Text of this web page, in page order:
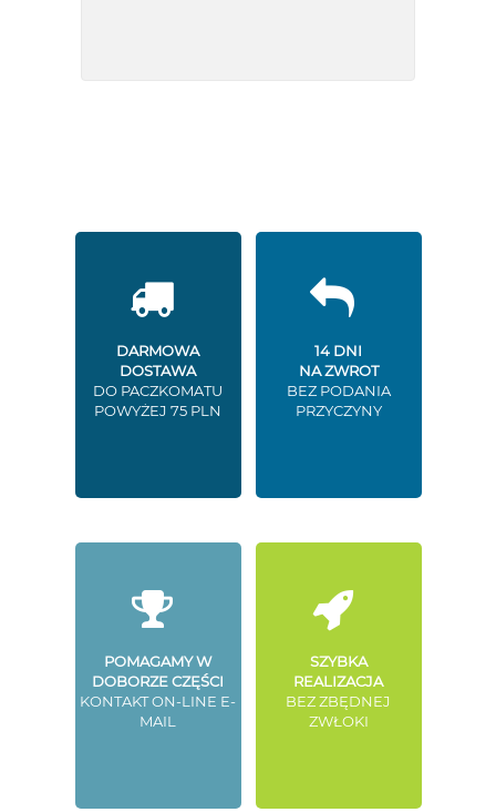
DARMOWA
DOSTAWA
DO PACZKOMATU
POWYŻEJ 75 PLN
14 DNI
NA ZWROT
BEZ PODANIA
PRZYCZYNY
POMAGAMY W
DOBORZE CZĘŚCI
KONTAKT ON-LINE E-
MAIL
SZYBKA
REALIZACJA
BEZ ZBĘDNEJ
ZWŁOKI